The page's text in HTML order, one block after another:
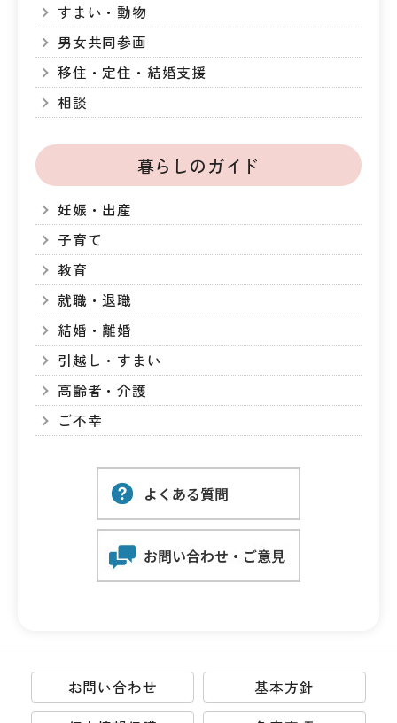
すまい・動物
男女共同参画
移住・定住・結婚支援
相談
暮らしのガイド
妊娠・出産
子育て
教育
就職・退職
結婚・離婚
引越し・すまい
高齢者・介護
ご不幸
お問い合わせ
基本方針